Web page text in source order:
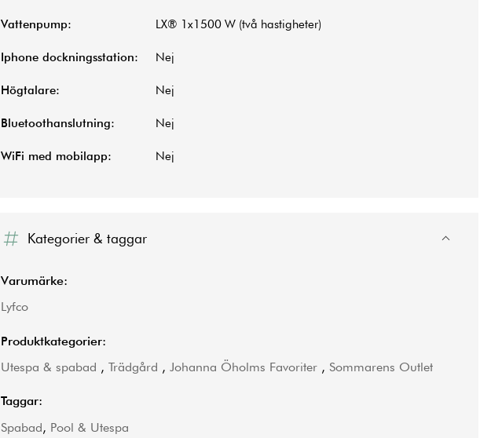
Vattenpump: LX® 1x1500 W (två hastigheter)
Iphone dockningsstation: Nej
Högtalare: Nej
Bluetoothanslutning: Nej
WiFi med mobilapp: Nej
Kategorier & taggar
Varumärke:
Lyfco
Produktkategorier:
Utespa & spabad , Trädgård , Johanna Öholms Favoriter , Sommarens Outlet
Taggar:
Spabad, Pool & Utespa